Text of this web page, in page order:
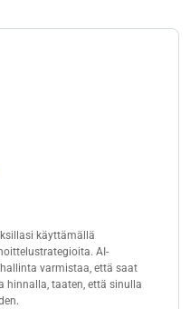
käyttämällä
AI-
varmistaa, että saat
hinnalla, taaten, että sinulla